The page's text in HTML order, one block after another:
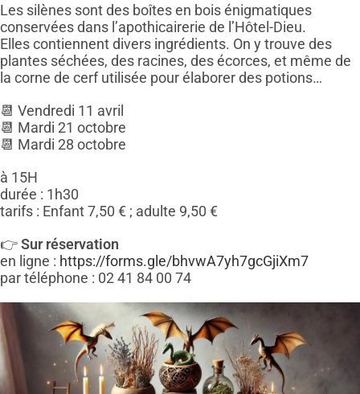
Les silènes sont des boîtes en bois énigmatiques
conservées dans l’apothicairerie de l’Hôtel-Dieu.
Elles contiennent divers ingrédients. On y trouve des
plantes séchées, des racines, des écorces, et même de
la corne de cerf utilisée pour élaborer des potions…
📆 Vendredi 11 avril
📆 Mardi 21 octobre
📆 Mardi 28 octobre
à 15H
durée : 1h30
tarifs : Enfant 7,50 € ; adulte 9,50 €
👉Sur réservation
en ligne : https://forms.gle/bhvwA7yh7gcGjiXm7
par téléphone : 02 41 84 00 74